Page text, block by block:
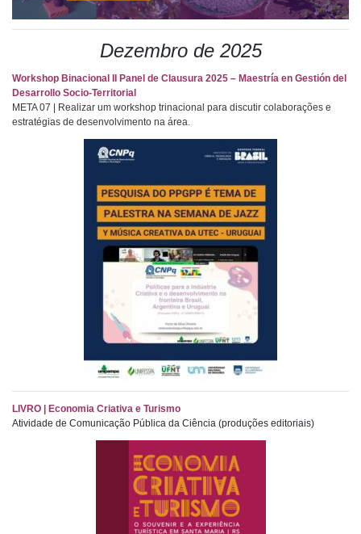
Dezembro de 2025
Workshop Binacional II Panel de Clausura 2025 – Maestría en Gestión del
Desarrollo Socio-Territorial
META 07 | Realizar um workshop trinacional para discutir colaborações e
estratégias de desenvolvimento na área.
LIVRO | Economia Criativa e Turismo
Atividade de Comunicação Pública da Ciência (produções editoriais)